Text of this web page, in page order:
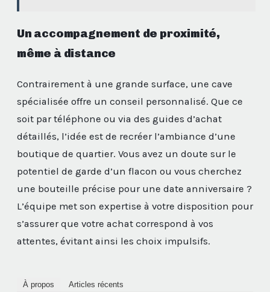
Un accompagnement de proximité,
même à distance
Contrairement à une grande surface, une cave
spécialisée offre un conseil personnalisé. Que ce
soit par téléphone ou via des guides d’achat
détaillés, l’idée est de recréer l’ambiance d’une
boutique de quartier. Vous avez un doute sur le
potentiel de garde d’un flacon ou vous cherchez
une bouteille précise pour une date anniversaire ?
L’équipe met son expertise à votre disposition pour
s’assurer que votre achat correspond à vos
attentes, évitant ainsi les choix impulsifs.
À propos Articles récents